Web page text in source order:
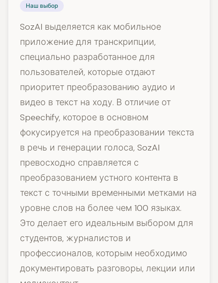
Наш выбор
SozAI выделяется как мобильное
приложение для транскрипции,
специально разработанное для
пользователей, которые отдают
приоритет преобразованию аудио и
видео в текст на ходу. В отличие от
Speechify, которое в основном
фокусируется на преобразовании текста
в речь и генерации голоса, SozAI
превосходно справляется с
преобразованием устного контента в
текст с точными временными метками на
уровне слов на более чем 100 языках.
Это делает его идеальным выбором для
студентов, журналистов и
профессионалов, которым необходимо
документировать разговоры, лекции или